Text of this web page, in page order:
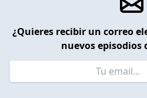
¿Quieres recibir un correo
nuevos episodios